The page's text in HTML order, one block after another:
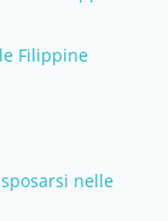
Filippine
nelle